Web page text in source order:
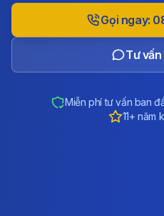
Gọi ngay:
Tư
Miễn phí tư vấn ban
11+ năm